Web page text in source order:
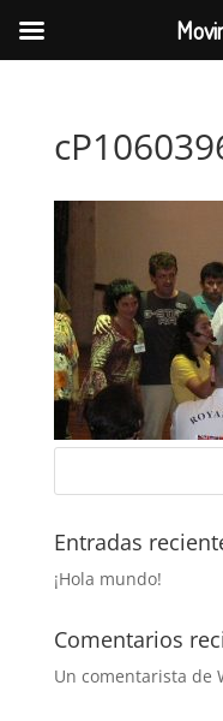
Entradas
¡Hola mundo!
Comentarios
Un comentarista de